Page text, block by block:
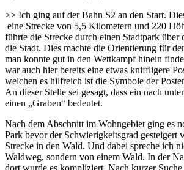
>> Ich ging auf der Bahn S2 an den Start.
eine Strecke von 5,5 Kilometern und 220
führte die Strecke durch einen Stadtpark über
die Stadt. Dies machte die Orientierung für
man konnte gut in den Wettkampf hinein
war auch hier bereits eine etwas kniffligere
welchen es hilfreich ist die Symbole der
An dieser Stelle sei gesagt, dass ein nach
einen „Graben“ bedeutet.
Nach dem Abschnitt im Wohngebiet ging es
Park bevor der Schwierigkeitsgrad gesteigert
Strecke in den Wald. Und dabei spreche ich
Waldweg, sondern von einem Wald. In der
dort wurde es kompliziert. Nach kurzer Suche